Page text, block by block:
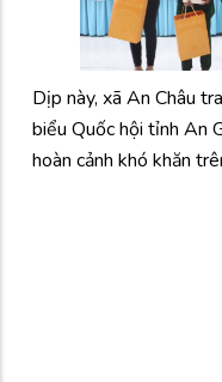
Dịp này, xã An Châu
biểu Quốc hội tỉnh An
hoàn cảnh khó khăn